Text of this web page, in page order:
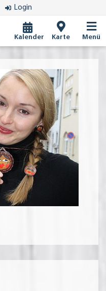
Login
Kalender Karte Menü